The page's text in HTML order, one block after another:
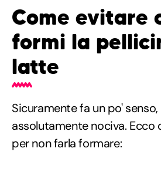
Come evitare
formi la
latte
Sicuramente fa un po'
assolutamente nociva. Ecco
per non farla formare: